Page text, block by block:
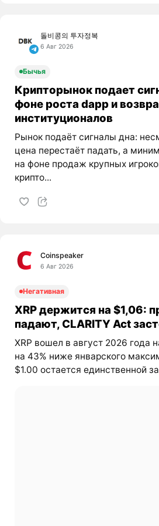
돌비콩의 투자정복
6 Авг 2026
Бычья
Крипторынок подает
фоне роста dapp и
институционалов
Рынок подаёт сигналы дна:
цена перестаёт падать, а
на фоне продаж крупных
крипто...
Coinspeaker
6 Авг 2026
Негативная
XRP держится на $1,06:
падают, CLARITY Act
XRP вошел в август 2026 года
на 43% ниже январского
$1.00 остается единственной